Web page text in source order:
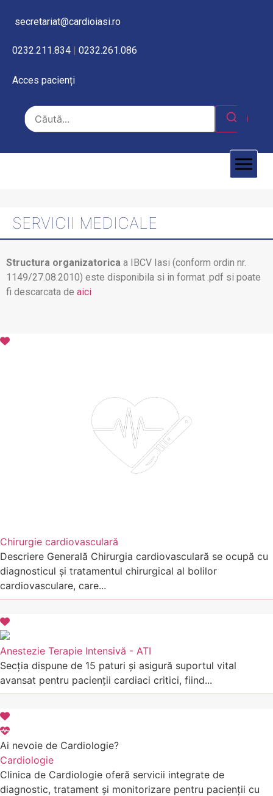
secretariat@cardioiasi.ro
0232.211.834 0232.261.086
Acces pacienți
SERVICII MEDICALE
Structura organizatorica a IBCV Iasi (conform ordin nr.
1149/27.08.2010) este disponibila si in format .pdf si poate
fi descarcata de aici
Chirurgie cardiovasculară
Descriere Generală Chirurgia cardiovasculară se ocupă cu
diagnosticul și tratamentul chirurgical al bolilor
cardiovasculare, care...
Anestezie Terapie Intensivă - ATI
Secția dispune de 15 paturi și asigură suportul vital
avansat pentru pacienții cardiaci critici, fiind...
Ai nevoie de Cardiologie?
Cardiologie
Clinica de Cardiologie oferă servicii integrate de
diagnostic, tratament și monitorizare pentru pacienții cu